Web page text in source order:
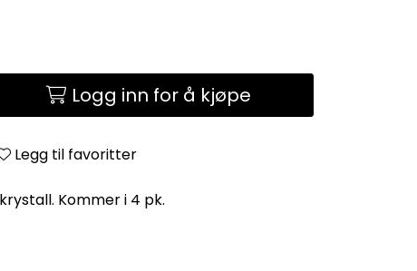
Logg inn for å kjøpe
Legg til favoritter
Kommer i 4 pk.